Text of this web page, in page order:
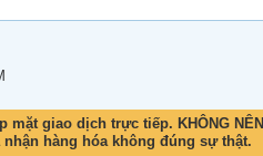
mặt giao dịch trực tiếp. KHÔNG NÊN
hàng hóa không đúng sự thật.